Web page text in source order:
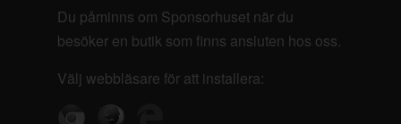
Du påminns om Sponsorhuset när du
besöker en butik som finns ansluten hos oss.
Välj webbläsare för att installera: